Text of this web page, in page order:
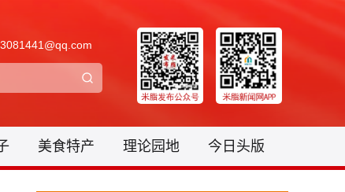
美食特产 理论园地 今日头版